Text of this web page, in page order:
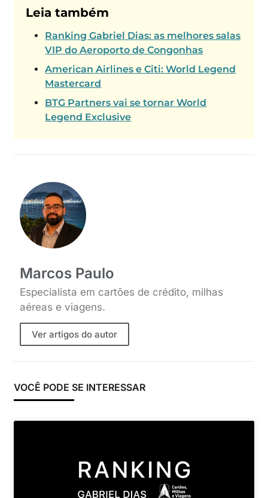
Leia também
Ranking Gabriel Dias: as melhores salas
VIP do Aeroporto de Congonhas
American Airlines e Citi: World Legend
Mastercard
BTG Partners vai se tornar World
Legend Exclusive
Marcos Paulo
Especialista em cartões de crédito, milhas
aéreas e viagens.
Ver artigos do autor
VOCÊ PODE SE INTERESSAR